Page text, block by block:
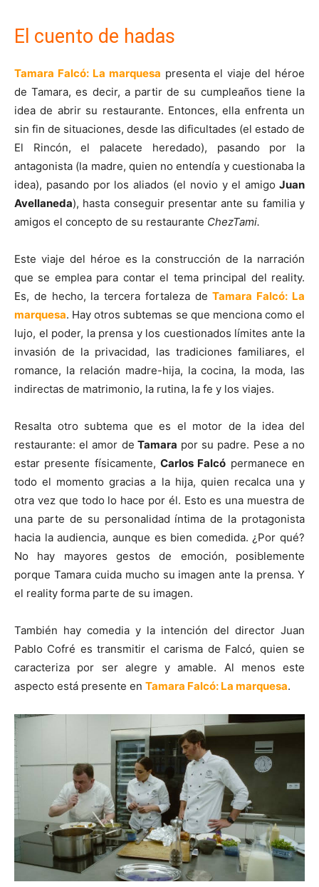
El cuento de hadas
Tamara Falcó: La marquesa presenta el viaje del héroe
de Tamara, es decir, a partir de su cumpleaños tiene la
idea de abrir su restaurante. Entonces, ella enfrenta un
sin fin de situaciones, desde las dificultades (el estado de
El Rincón, el palacete heredado), pasando por la
antagonista (la madre, quien no entendía y cuestionaba la
idea), pasando por los aliados (el novio y el amigo Juan
Avellaneda), hasta conseguir presentar ante su familia y
amigos el concepto de su restaurante ChezTami.
Este viaje del héroe es la construcción de la narración
que se emplea para contar el tema principal del reality.
Es, de hecho, la tercera fortaleza deTamara Falcó: La
marquesa. Hay otros subtemas se que menciona como el
lujo, el poder, la prensa y los cuestionados límites ante la
invasión de la privacidad, las tradiciones familiares, el
romance, la relación madre-hija, la cocina, la moda, las
indirectas de matrimonio, la rutina, la fe y los viajes.
Resalta otro subtema que es el motor de la idea del
restaurante: el amor de Tamara por su padre. Pese a no
estar presente físicamente, Carlos Falcó permanece en
todo el momento gracias a la hija, quien recalca una y
otra vez que todo lo hace por él. Esto es una muestra de
una parte de su personalidad íntima de la protagonista
hacia la audiencia, aunque es bien comedida. ¿Por qué?
No hay mayores gestos de emoción, posiblemente
porque Tamara cuida mucho su imagen ante la prensa. Y
el reality forma parte de su imagen.
También hay comedia y la intención del director Juan
Pablo Cofré es transmitir el carisma de Falcó, quien se
caracteriza por ser alegre y amable. Al menos este
aspecto está presente en Tamara Falcó: La marquesa.